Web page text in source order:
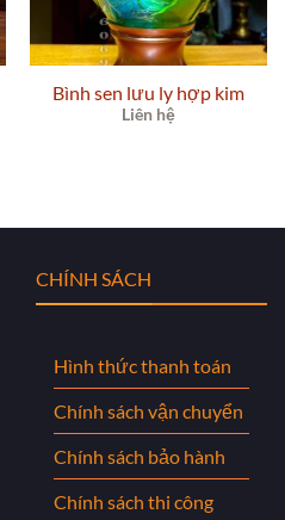
Bình sen lưu ly hợp kim
Liên hệ
CHÍNH SÁCH
Hình thức thanh toán
Chính sách vận chuyển
Chính sách bảo hành
Chính sách thi công